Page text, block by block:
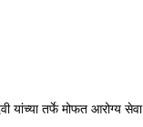
यांच्या तर्फे मोफत आरोग्य सेवा